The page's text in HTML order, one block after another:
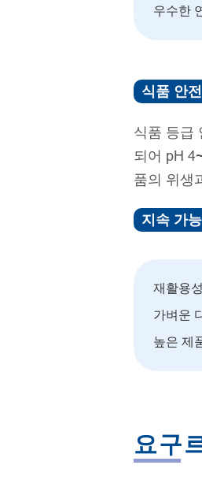
우수한
식품 안
식품 등급
되어 pH
품의 위생
지속 가
재활용
가벼운
높은 제
요구